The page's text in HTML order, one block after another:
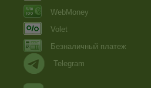
WebMoney
Volet
Безналичный платеж
Telegram